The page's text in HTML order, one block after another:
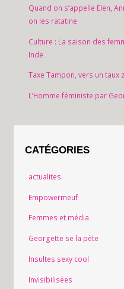
Quand on s’appelle Elen,
on les ratatine
Culture : La saison des
Inde
Taxe Tampon, vers un taux
L’Homme féministe par
CATÉGORIES
actualites
Empowermeuf
Femmes et média
Georgette se la pète
Insultes sexy cool
Invisibilisées